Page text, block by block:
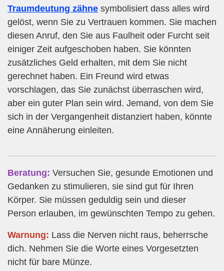
Traumdeutung zähne symbolisiert dass alles wird
gelöst, wenn Sie zu Vertrauen kommen. Sie machen
diesen Anruf, den Sie aus Faulheit oder Furcht seit
einiger Zeit aufgeschoben haben. Sie könnten
zusätzliches Geld erhalten, mit dem Sie nicht
gerechnet haben. Ein Freund wird etwas
vorschlagen, das Sie zunächst überraschen wird,
aber ein guter Plan sein wird. Jemand, von dem Sie
sich in der Vergangenheit distanziert haben, könnte
eine Annäherung einleiten.
Beratung: Versuchen Sie, gesunde Emotionen und
Gedanken zu stimulieren, sie sind gut für Ihren
Körper. Sie müssen geduldig sein und dieser
Person erlauben, im gewünschten Tempo zu gehen.
Warnung: Lass die Nerven nicht raus, beherrsche
dich. Nehmen Sie die Worte eines Vorgesetzten
nicht für bare Münze.